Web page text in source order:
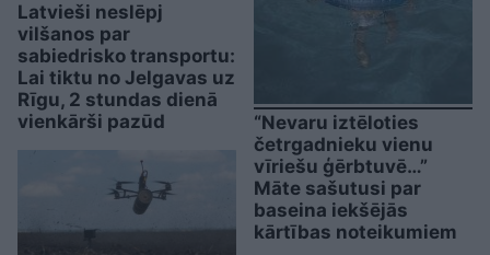
Latvieši neslēpj
vilšanos par
sabiedrisko transportu:
Lai tiktu no Jelgavas uz
Rīgu, 2 stundas dienā
vienkārši pazūd
“Nevaru iztēloties
četrgadnieku vienu
vīriešu ģērbtuvē…”
Māte sašutusi par
baseina iekšējās
kārtības noteikumiem